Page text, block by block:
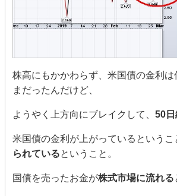
株高にもかかわらず、米国債の金利は
まだったんだけど、
ようやく上方向にブレイクして、 50日
米国債の金利が上がっているというこ
られているということ。
国債を売ったお金が株式市場に流れる